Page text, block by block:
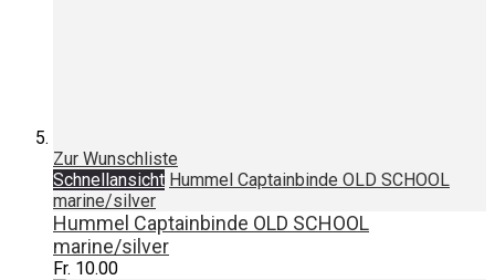
Zur Wunschliste
Schnellansicht Hummel Captainbinde OLD SCHOOL
marine/silver
Hummel Captainbinde OLD SCHOOL
marine/silver
Fr. 10.00